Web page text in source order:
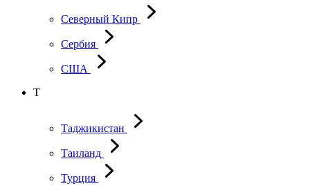
Северный Кипр
Сербия
США
Т
Таджикистан
Таиланд
Турция